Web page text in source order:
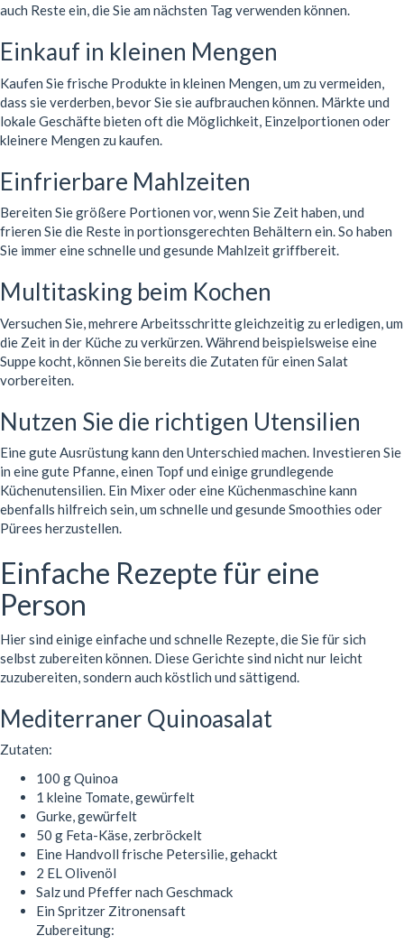
auch Reste ein, die Sie am nächsten Tag verwenden können.
Einkauf in kleinen Mengen
Kaufen Sie frische Produkte in kleinen Mengen, um zu vermeiden,
dass sie verderben, bevor Sie sie aufbrauchen können. Märkte und
lokale Geschäfte bieten oft die Möglichkeit, Einzelportionen oder
kleinere Mengen zu kaufen.
Einfrierbare Mahlzeiten
Bereiten Sie größere Portionen vor, wenn Sie Zeit haben, und
frieren Sie die Reste in portionsgerechten Behältern ein. So haben
Sie immer eine schnelle und gesunde Mahlzeit griffbereit.
Multitasking beim Kochen
Versuchen Sie, mehrere Arbeitsschritte gleichzeitig zu erledigen, um
die Zeit in der Küche zu verkürzen. Während beispielsweise eine
Suppe kocht, können Sie bereits die Zutaten für einen Salat
vorbereiten.
Nutzen Sie die richtigen Utensilien
Eine gute Ausrüstung kann den Unterschied machen. Investieren Sie
in eine gute Pfanne, einen Topf und einige grundlegende
Küchenutensilien. Ein Mixer oder eine Küchenmaschine kann
ebenfalls hilfreich sein, um schnelle und gesunde Smoothies oder
Pürees herzustellen.
Einfache Rezepte für eine
Person
Hier sind einige einfache und schnelle Rezepte, die Sie für sich
selbst zubereiten können. Diese Gerichte sind nicht nur leicht
zuzubereiten, sondern auch köstlich und sättigend.
Mediterraner Quinoasalat
Zutaten:
100 g Quinoa
1 kleine Tomate, gewürfelt
Gurke, gewürfelt
50 g Feta-Käse, zerbröckelt
Eine Handvoll frische Petersilie, gehackt
2 EL Olivenöl
Salz und Pfeffer nach Geschmack
Ein Spritzer Zitronensaft
Zubereitung: